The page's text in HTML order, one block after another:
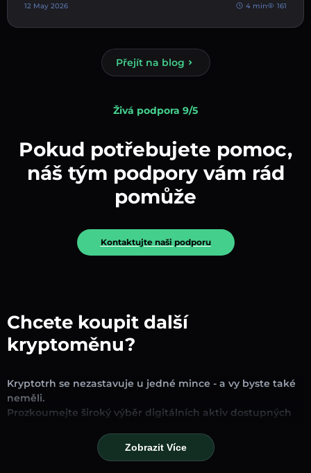
12 May 2026 4 min 161
Přejít na blog
Živá podpora 9/5
Pokud potřebujete pomoc,
náš tým podpory vám rád
pomůže
Kontaktujte naši podporu
Chcete koupit další
kryptoměnu?
Kryptotrh se nezastavuje u jedné mince - a vy byste také
neměli.
Prozkoumejte široký výběr digitálních aktiv dostupných
hledáte zavedené stablecoiny, slibné altcoiny nebo
trendové nové tokeny, najdete je všechny na jednom
Zobrazit Více